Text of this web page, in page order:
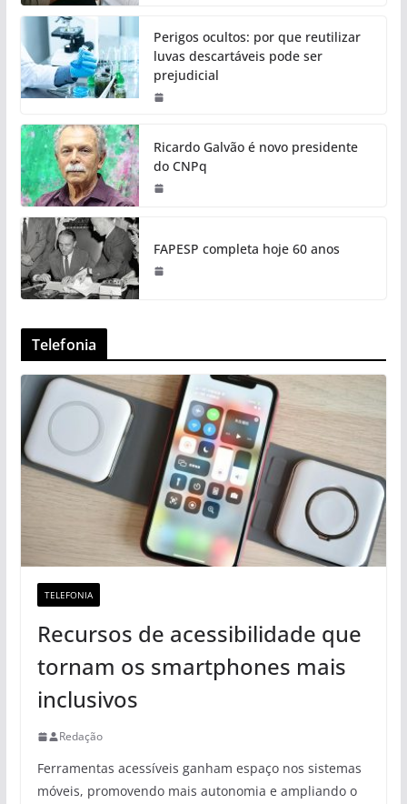
Perigos ocultos: por que reutilizar
luvas descartáveis pode ser
prejudicial
Ricardo Galvão é novo presidente
do CNPq
FAPESP completa hoje 60 anos
Telefonia
TELEFONIA
Recursos de acessibilidade que
tornam os smartphones mais
inclusivos
Redação
Ferramentas acessíveis ganham espaço nos sistemas
móveis, promovendo mais autonomia e ampliando o